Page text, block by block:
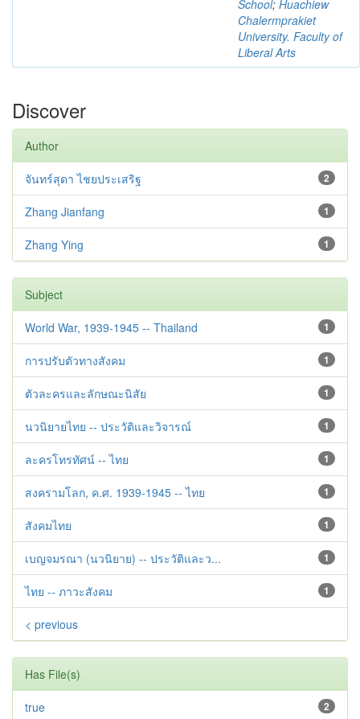
School; Huachiew
Chalermprakiet
University. Faculty of
Liberal Arts
Discover
Author
2
จันทร์สุดา ไชยประเสริฐ
1
Zhang Jianfang
1
Zhang Ying
Subject
1
World War, 1939-1945 -- Thailand
1
การปรับตัวทางสังคม
1
ตัวละครและลักษณะนิสัย
1
นวนิยายไทย -- ประวัติและวิจารณ์
1
ละครโทรทัศน์ -- ไทย
1
สงครามโลก, ค.ศ. 1939-1945 -- ไทย
1
สังคมไทย
1
เบญจมรณา (นวนิยาย) -- ประวัติและว...
1
ไทย -- ภาวะสังคม
< previous
Has File(s)
2
true